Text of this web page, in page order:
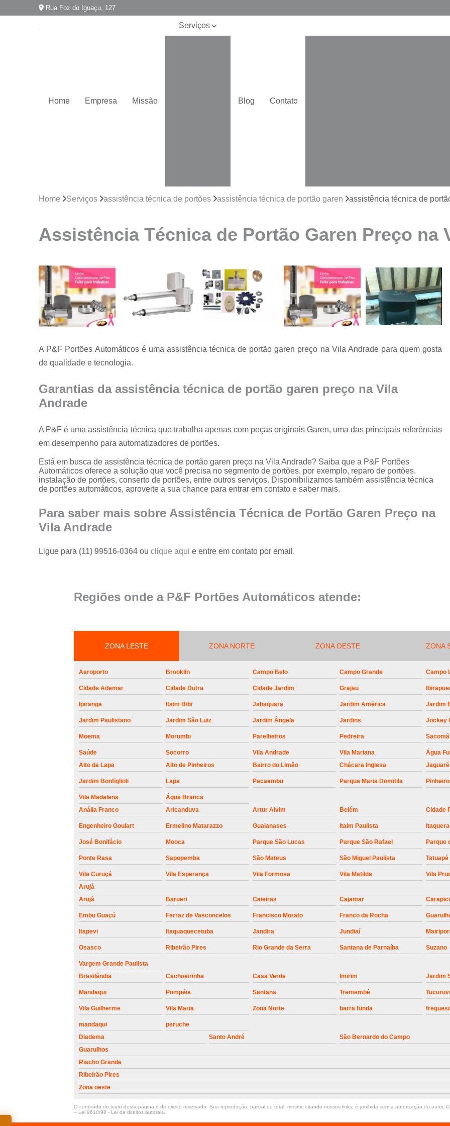
Rua Foz do Iguaçu, 127
Home Empresa Missão
Serviços
de portões
Empresa para
Instalação de
Instalação de
portões
Manutenção
de motores
Manutenção
usados para
portão
Serviço de
conserto de
Serviço de
reparo em
portões
Serviços de
solda em
magnética de
de aço de
central do
portões
roldanas e
rolamento de
portões
Blog Contato
Automatização de Portão de
Automatização de Portão Ppa
Automatização para Portão
Automatizar Portão 2 Folhas
Conserto de Motor de
Conserto de Motor Portão
Conserto Motor Portão
Conserto de Portão
Conserto de
Conserto de
Conserto de Portão Automático
Conserto
Empresa de
Empresa de
Empresa de
Empresa de
Empresa de
Empresa de
Empresa para
Empresa para
Empresa para
Empresa para
Empresa para
Empresa para
Empresa para
Empresa para Instalação de Trava
Instalação de Motor de Portão
Instalação de Motor em Portão
Instalação de Motor para
Instalação de Motor
Instalação Motor Portão
Instalação de Motor de Portão
Instalação de
Instalação de Portão Automático
Instalação de Portão
Instalação de Portões
Conserto de Motor de
Manutenção de Motor de
Manutenção em Motor de
Manutenção Motor Portão Eletrônico
Manutenção de Portão
Home Serviços assistência técnica de portões assistência técnica de portão garen assistência técnica de
Assistência Técnica de Portão Garen Preço na
A P&F Portões Automáticos é uma assistência técnica de portão garen preço na Vila Andrade para quem gosta
de qualidade e tecnologia.
Garantias da assistência técnica de portão garen preço na Vila
Andrade
A P&F é uma assistência técnica que trabalha apenas com peças originais Garen, uma das principais referências
em desempenho para automatizadores de portões.
Está em busca de assistência técnica de portão garen preço na Vila Andrade? Saiba que a P&F Portões
Automáticos oferece a solução que você precisa no segmento de portões, por exemplo, reparo de portões,
instalação de portões, conserto de portões, entre outros serviços. Disponibilizamos também assistência técnica
de portões automáticos, aproveite a sua chance para entrar em contato e saber mais.
Para saber mais sobre Assistência Técnica de Portão Garen Preço na
Vila Andrade
Ligue para (11) 99516-0364ouclique aqui e entre em contato por email.
Regiões onde a P&F Portões Automáticos atende:
ZONA LESTE ZONA NORTE ZONA OESTE ZONA
Aeroporto Brooklin Campo Belo Campo Grande Campo
Cidade Ademar Cidade Dutra Cidade Jardim Grajau
Ipiranga Itaim Bibi Jabaquara Jardim América Jardim
Jardim Paulistano Jardim São Luiz Jardim Ângela Jardins Jockey
Moema Morumbi Parelheiros Pedreira Sacomã
Saúde Socorro Vila Andrade Vila Mariana
Água
Alto da Lapa
Alto de Pinheiros Bairro do Limão Chácara Inglesa Jaguaré
Jardim Bonfiglioli Lapa Pacaembu Parque Maria Domitila
Vila Madalena
Água Branca
Anália Franco
Aricanduva Artur Alvim Belém Cidade
Engenheiro Goulart Ermelino Matarazzo Guaianases Itaim Paulista Itaquera
José Bonifácio Mooca Parque São Lucas Parque São Rafael Parque
Ponte Rasa Sapopemba São Mateus São Miguel Paulista Tatuapé
Vila Curuçá Vila Esperança Vila Formosa Vila Matilde Vila
Arujá
Arujá
Barueri Caieiras Cajamar
Embu Guaçú Ferraz de Vasconcelos Francisco Morato Franco da Rocha
Itapevi Itaquaquecetuba Jandira Jundiaí
Osasco Ribeirão Pires Rio Grande da Serra Santana de Parnaíba Suzano
Vargem Grande Paulista
Brasilândia
Cachoeirinha Casa Verde Imirim Jardim
Mandaqui Pompéia Santana Tremembé Tucuruvi
Vila Guilherme Vila Maria Zona Norte barra funda
mandaqui
peruche
Diadema
Santo André São Bernardo do Campo
Guarulhos
Riacho Grande
Ribeirão Pires
Zona oeste
O conteúdo do texto desta página é de direito reservado. Sua reprodução, parcial ou total, mesmo citando nossos links, é proibida sem a autorização do autor.
– Lei 9610/98 - Lei de direitos autorais.